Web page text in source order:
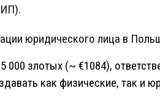
юридического лица в
000 злотых (~ €1084),
как физические, так и